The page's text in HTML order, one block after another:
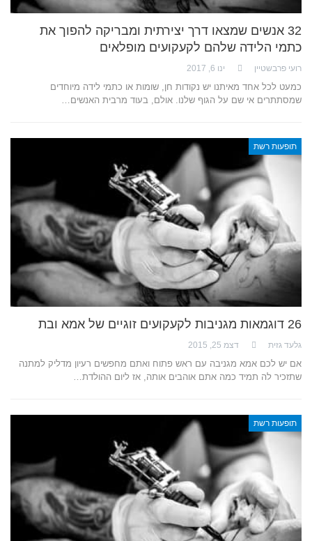
32 אנשים שמצאו דרך יצירתית ומבריקה להפוך את
כתמי הלידה שלהם לקעקועים מופלאים
רועי פרבשטיין ינו 6, 2017
כמעט לכל אחד מאיתנו יש נקודות חן, שומות או כתמי לידה מיוחדים
שמסתתרים אי שם על הגוף שלנו. אולם, בעוד מרבית האנשים…
תופעות רשת
26 דוגמאות מגניבות לקעקועים זוגיים של אמא ובת
גלעד גזית דצמ 25, 2015
אם יש לכם אמא מגניבה עם ראש פתוח ואתם מחפשים רעיון מדליק למתנה
שתזכיר לה תמיד כמה אתם אוהבים אותה, אז ליום ההולדת…
תופעות רשת